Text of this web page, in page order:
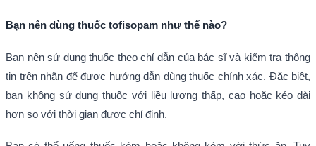
Bạn nên dùng thuốc tofisopam như thế nào?
Bạn nên sử dụng thuốc theo chỉ dẫn của bác sĩ và kiểm tra thông
tin trên nhãn để được hướng dẫn dùng thuốc chính xác. Đặc biệt,
bạn không sử dụng thuốc với liều lượng thấp, cao hoặc kéo dài
hơn so với thời gian được chỉ định.